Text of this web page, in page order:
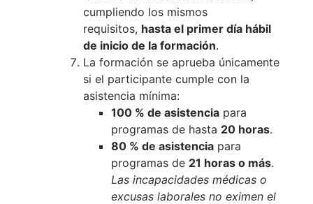
cumpliendo los mismos
requisitos, hasta el primer día hábil
de inicio de la formación.
La formación se aprueba únicamente
si el participante cumple con la
asistencia mínima:
100 % de asistencia para
programas de hasta 20 horas.
80 % de asistencia para
programas de 21 horas o más.
Las incapacidades médicas o
excusas laborales no eximen el